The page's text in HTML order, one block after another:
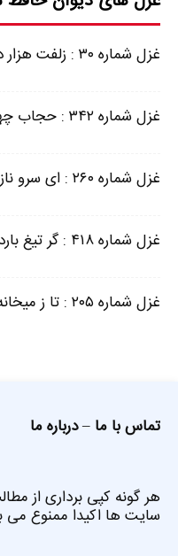
غزل شماره ۳۰ : زلفت هزار دل به یکی تار مو ببست
غزل شماره ۳۴۲ : حجاب چهره جان می‌شود غبار تنم
غزل شماره ۲۶۰ : ای سرو ناز حسن که خوش می‌روی به ناز
غزل شماره ۴۱۸ : گر تیغ بارد در کوی آن ماه
غزل شماره ۲۰۵ : تا ز میخانه و می نام و نشان خواهد بود
تماس با ما –درباره ما
هر گونه کپی برداری از
سایت ها اکیدا ممنوع می